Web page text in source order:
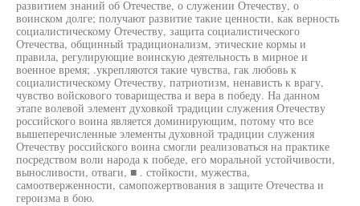
развитием знаний об Отечестве, о служении Отечеству, о
воинском долге; получают развитие такие ценности, как верность
социалистическому Отечеству, защита социалистического
Отечества, общинный традиционализм, этические кормы и
правила, регулирующие воинскую деятельность в мирное и
военное время; .укрепляются такие чувства, гак любовь к
социалистическому Отечеству, патриотизм, ненависть к врагу,
чувство войскового товарищества и вера в победу. На данном
этапе волевой элемент духовкой традиции служения Отечеству
российского воина является доминирующим, потому что все
вышеперечисленные элементы духовной традиции служения
Отечеству российского воина смогли реализоваться на практике
посредством воли народа к победе, его моральной устойчивости,
выносливости, отваги, ■ . стойкости, мужества,
самоотверженности, самопожертвования в защите Отечества и
героизма в бою.